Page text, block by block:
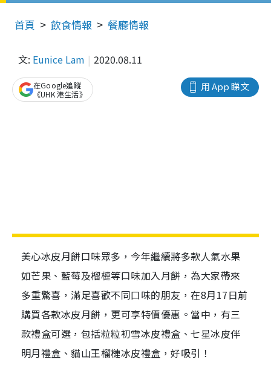
首頁 飲食情報 餐廳情報
文: Eunice Lam 2020.08.11
用 App 睇文
在Google追蹤
《UHK 港生活》
美心冰皮月餅口味眾多，今年繼續將多款人氣水果
如芒果、藍莓及榴槤等口味加入月餅，為大家帶來
多重驚喜，滿足喜歡不同口味的朋友，在8月17日前
購買各款冰皮月餅，更可享特價優惠。當中，有三
款禮盒可選，包括粒粒初雪冰皮禮盒、七星冰皮伴
明月禮盒、貓山王榴槤冰皮禮盒，好吸引！